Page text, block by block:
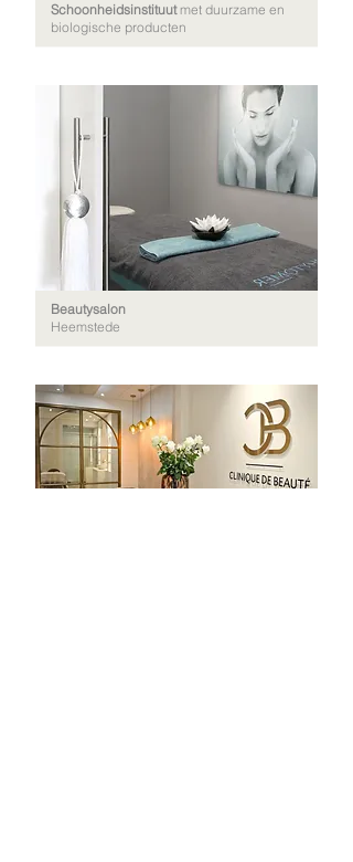
Schoonheidsinstituutmet duurzame en
biologische producten
Beautysalon
Heemstede